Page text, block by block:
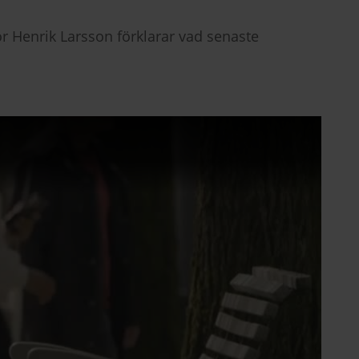
Henrik Larsson förklarar vad senaste